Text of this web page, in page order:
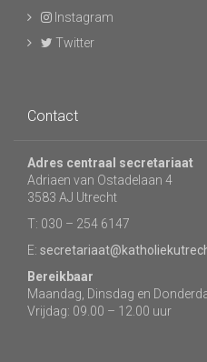
Instagram
Twitter
Contact
Adres centraal secretariaat
Adriaen van Ostadelaan 4
3583 AJ Utrecht
T: 030 – 254 6147
E:
Bereikbaar
Maandag, Dinsdag en
Vrijdag: 09.00 – 12.00 uur